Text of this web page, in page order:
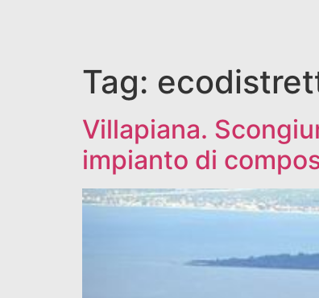
Tag:
Villapiana.
impianto di